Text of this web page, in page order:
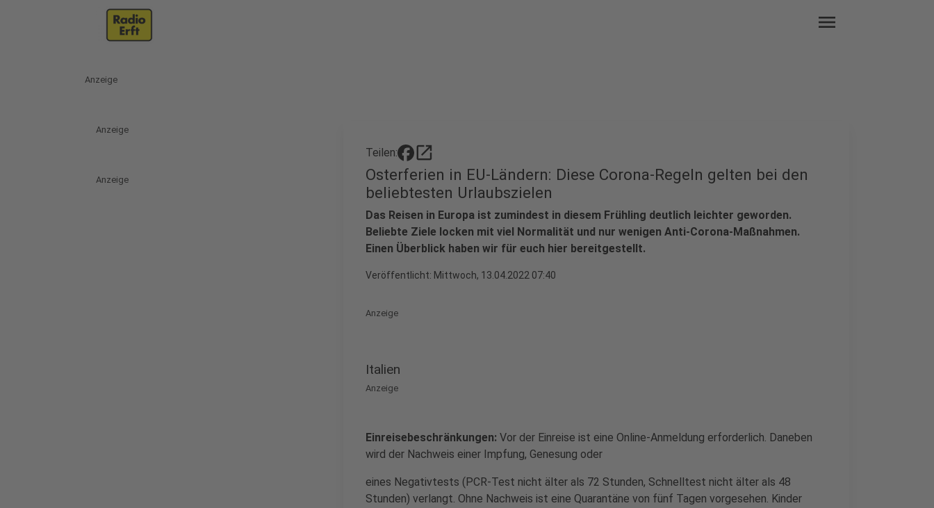
menu
Anzeige
Anzeige
Anzeige
Teilen: open_in_new
Osterferien in EU-Ländern: Diese Corona-Regeln gelten bei den
beliebtesten Urlaubszielen
Das Reisen in Europa ist zumindest in diesem Frühling deutlich leichter geworden.
Beliebte Ziele locken mit viel Normalität und nur wenigen Anti-Corona-Maßnahmen.
Einen Überblick haben wir für euch hier bereitgestellt.
Veröffentlicht: Mittwoch, 13.04.2022 07:40
Anzeige
Italien
Anzeige
Einreisebeschränkungen: Vor der Einreise ist eine Online-Anmeldung erforderlich. Daneben
wird der Nachweis einer Impfung, Genesung oder
eines Negativtests (PCR-Test nicht älter als 72 Stunden, Schnelltest nicht älter als 48
Stunden) verlangt. Ohne Nachweis ist eine Quarantäne von fünf Tagen vorgesehen. Kinder